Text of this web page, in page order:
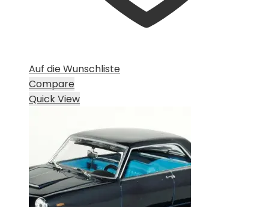
Auf die Wunschliste
Compare
Quick View